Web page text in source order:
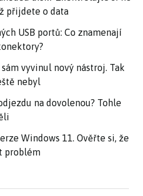
přijdete o data
USB portů: Co znamenají
vyvinul nový nástroj. Tak
nebyl
na dovolenou? Tohle
Windows 11. Ověřte si, že
problém